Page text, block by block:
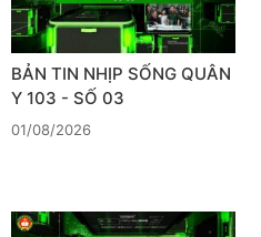
BẢN TIN NHỊP SỐNG QUÂN
Y 103 - SỐ 03
01/08/2026